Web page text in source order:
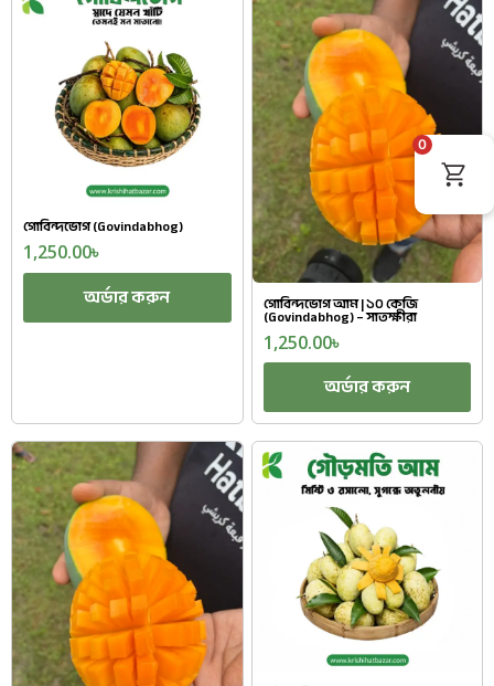
গোবিন্দভোগ (Govindabhog)
1,250.00৳
অর্ডার করুন গোবিন্দভোগ আম | ১০ কেজি
(Govindabhog) – সাতক্ষীরা
1,250.00৳
অর্ডার করুন
0